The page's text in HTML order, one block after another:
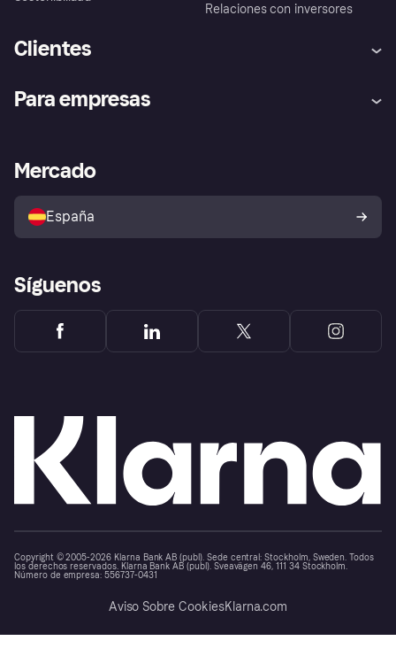
Relaciones con inversores
Clientes
Inicio de sesión
Directorio de tiendas
Política de protección al
comprador de Klarna
Reclamaciones
Para empresas
Acceso empresas
Mercado
España
Síguenos
Copyright © 2005-2026 Klarna Bank AB (publ). Sede central: Stockholm, Sweden. Todos
los derechos reservados. Klarna Bank AB (publ). Sveavägen 46, 111 34 Stockholm.
Número de empresa: 556737-0431
Aviso Sobre CookiesKlarna.com